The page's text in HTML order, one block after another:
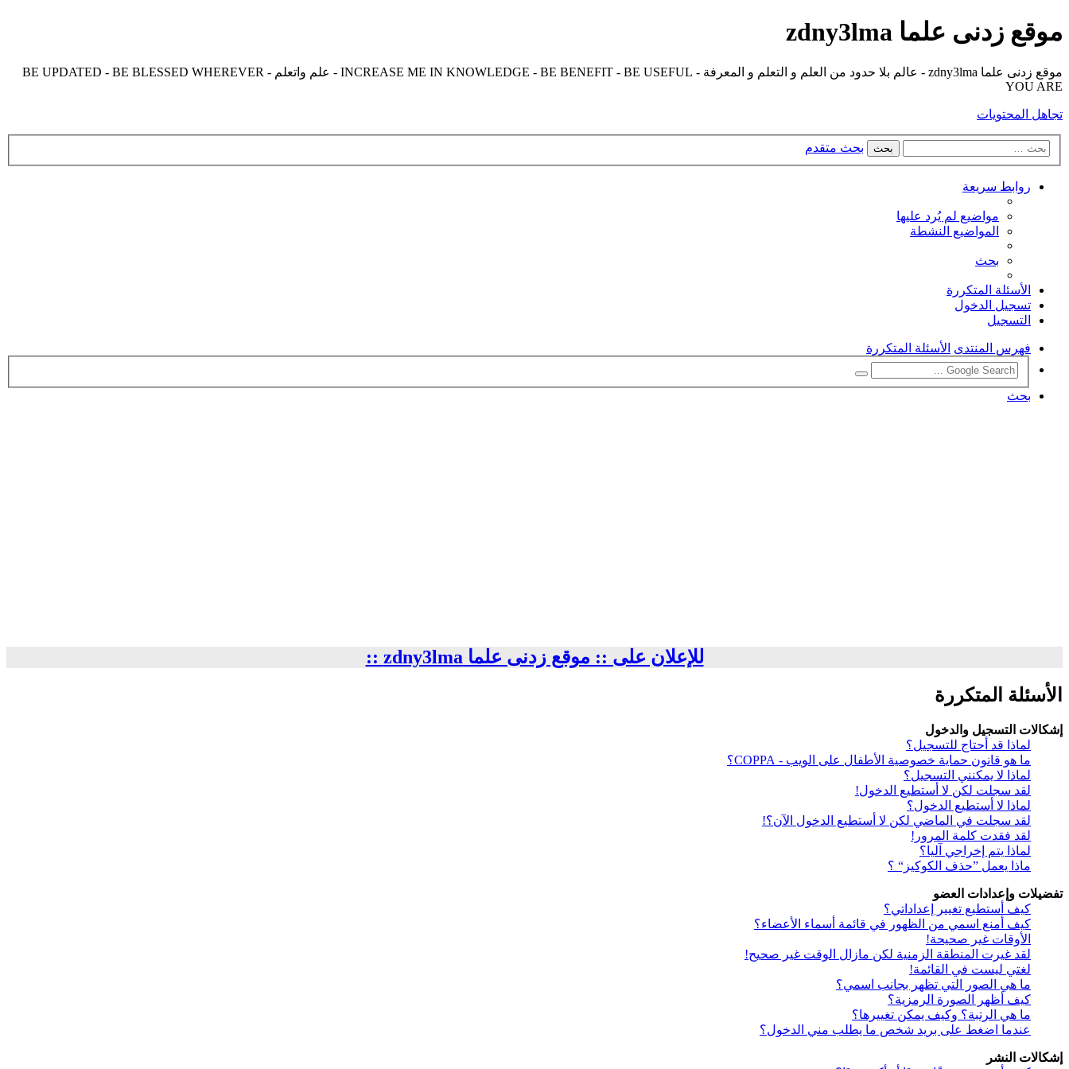
موقع زدنى علما zdny3lma
موقع زدنى علما zdny3lma - عالم بلا حدود من العلم و التعلم و المعرفة - INCREASE ME IN KNOWLEDGE - BE BENEFIT - BE USEFUL - علم واتعلم - BE UPDATED - BE BLESSED WHEREVER
YOU ARE
تجاهل المحتويات
بحث بحث متقدم
روابط سريعة
مواضيع لم يُرد عليها
المواضيع النشطة
بحث
الأسئلة المتكررة
تسجيل الدخول
التسجيل
فهرس المنتدى الأسئلة المتكررة
بحث
للإعلان على :: موقع زدنى علما zdny3lma ::
الأسئلة المتكررة
إشكالات التسجيل والدخول
لماذا قد أحتاج للتسجيل؟
ما هو قانون حماية خصوصية الأطفال على الويب - COPPA؟
لماذا لا يمكنني التسجيل؟
لقد سجلت لكن لا أستطيع الدخول!
لماذا لا أستطيع الدخول؟
لقد سجلت في الماضي لكن لا أستطيع الدخول الآن؟!
لقد فقدت كلمة المرور!
لماذا يتم إخراجي آليا؟
ماذا يعمل ”حذف الكوكيز“ ؟
تفضيلات وإعدادات العضو
كيف أستطيع تغيير إعداداتي؟
كيف أمنع اسمي من الظهور في قائمة أسماء الأعضاء؟
الأوقات غير صحيحة!
لقد غيرت المنطقة الزمنية لكن مازال الوقت غير صحيح!
لغتي ليست في القائمة!
ما هي الصور التي تظهر بجانب اسمي؟
كيف أظهر الصورة الرمزية؟
ما هي الرتبة؟ وكيف يمكن تغييرها؟
عندما اضغط على بريد شخص ما يطلب مني الدخول؟
إشكالات النشر